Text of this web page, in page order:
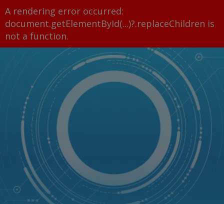
A rendering error occurred:
document.getElementById(...)?.replaceChildren is
not a function.